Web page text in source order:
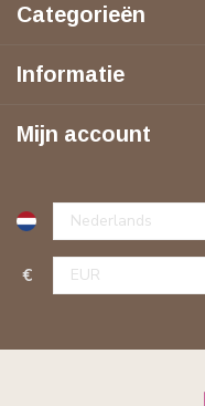
Categorieën
Informatie
Mijn account
€